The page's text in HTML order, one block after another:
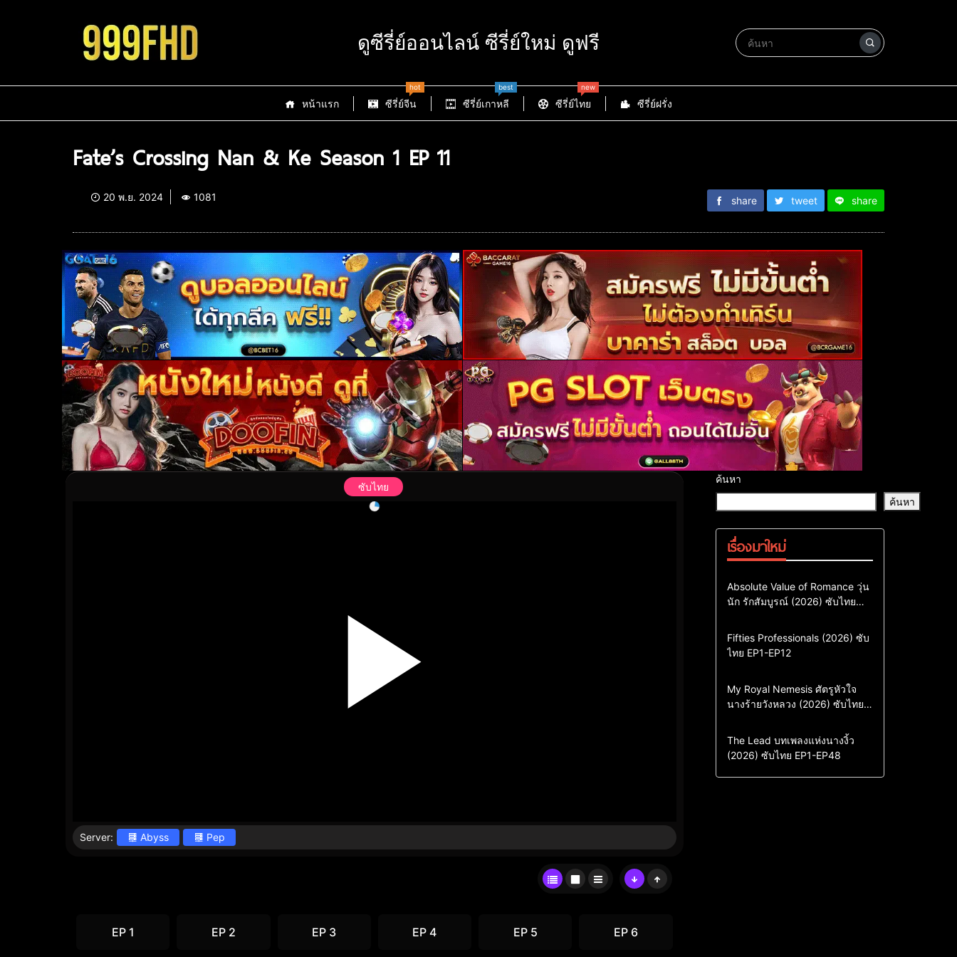
ดูซีรี่ย์ออนไลน์ ซีรี่ย์ใหม่ ดูฟรี
หน้าแรก ซีรี่ย์จีน
hot
ซีรี่ย์เกาหลี
best
ซีรี่ย์ไทย
new
ซีรี่ย์ฝรั่ง
Fate’s Crossing Nan & Ke Season 1 EP 11
20 พ.ย. 2024 1081 share tweet share
ซับไทย
Server: Abyss Pep
EP 1 EP 2 EP 3 EP 4 EP 5 EP 6
ค้นหา
ค้นหา
เรื่องมาใหม่
Comedy Drama
ซีรี่ย์เกาหลี
ซีรี่ย์เกาหลีซับไทย
Absolute Value of Romance วุ่น
นัก รักสัมบูรณ์ (2026) ซับไทย
Action & Adventure
Comedy
Drama
ซีรี่ย์เกาหลี
Fifties Professionals (2026) ซับ
ไทย EP1-EP12
Comedy
Drama
Sci-Fi & Fantasy
ซีรี่ย์เกาหลี
My Royal Nemesis ศัตรูหัวใจ
นางร้ายวังหลวง (2026) ซับไทย
Drama
ซีรี่ย์จีน
ซีรี่ย์จีนซับไทย
The Lead บทเพลงแห่งนางงิ้ว
(2026) ซับไทย EP1-EP48